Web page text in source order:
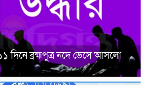
দিনে ব্রহ্মপুত্র নদে ভেসে আসলো